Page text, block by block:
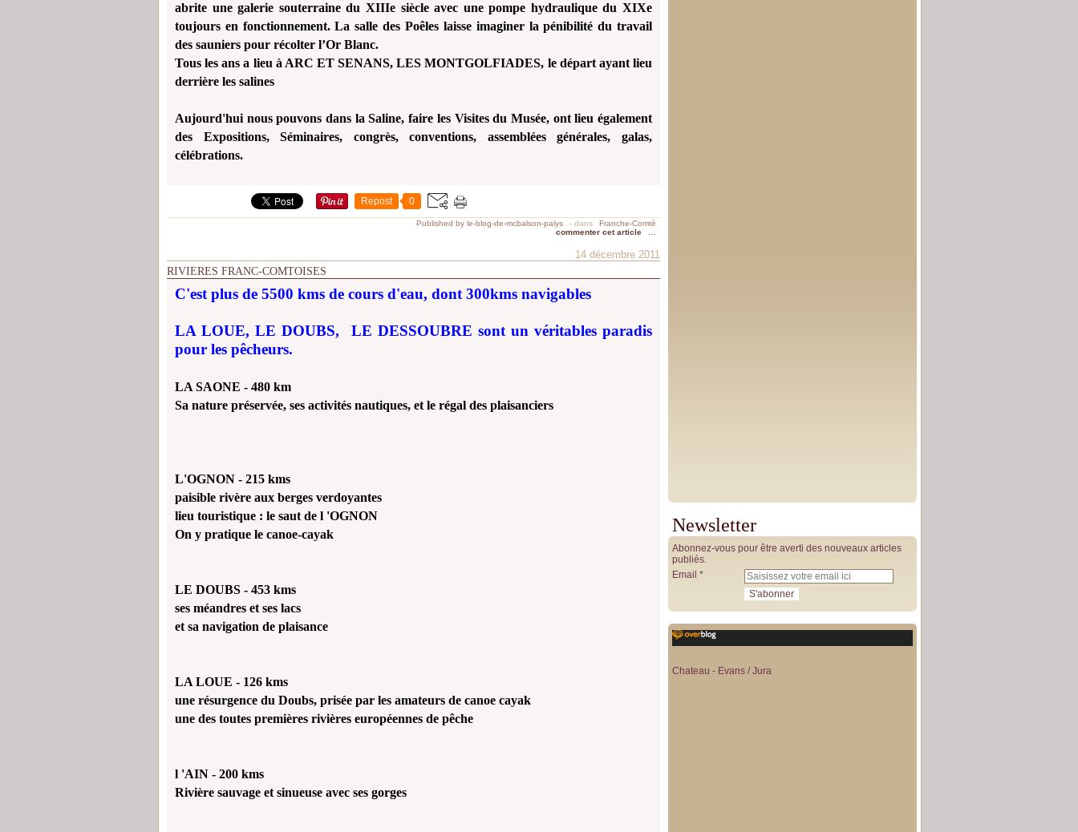
abrite une galerie souterraine du XIIIe siècle avec une pompe hydraulique du XIXe
toujours en fonctionnement. La salle des Poêles laisse imaginer la pénibilité du travail
des sauniers pour récolter l’Or Blanc.
Tous les ans a lieu à ARC ET SENANS, LES MONTGOLFIADES, le départ ayant lieu
derrière les salines
Aujourd'hui nous pouvons dans la Saline, faire les Visites du Musée, ont lieu également
des Expositions,Séminaires, congrès, conventions, assemblées générales, galas,
célébrations.
Repost 0
Published by le-blog-de-mcbalson-palys - dans
Franche-Comté
commenter cet article
14 décembre 2011
RIVIERES FRANC-COMTOISES
C'est plus de 5500 kms de cours d'eau, dont 300kms navigables
LA LOUE, LE DOUBS, LE DESSOUBRE sont un véritables paradis
pour les pêcheurs.
LA SAONE - 480 km
Sa nature préservée, ses activités nautiques, et le régal des plaisanciers
L'OGNON - 215 kms
paisible rivère aux berges verdoyantes
lieu touristique : le saut de l 'OGNON
On y pratique le canoe-cayak
LE DOUBS - 453 kms
ses méandres et ses lacs
et sa navigation de plaisance
LA LOUE - 126 kms
une résurgence du Doubs, prisée par les amateurs de canoe cayak
une des toutes premières rivières européennes de pêche
l 'AIN - 200 kms
Rivière sauvage et sinueuse avec ses gorges
Newsletter
Abonnez-vous pour être averti des nouveaux articles
publiés.
Email
Chateau - Evans / Jura